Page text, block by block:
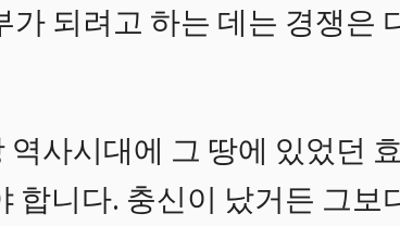
되려고 하는 데는 경쟁은
사시대에 그 땅에 있었던
합니다. 충신이 났거든 그보